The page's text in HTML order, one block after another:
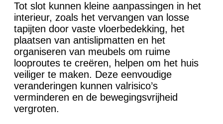
Tot slot kunnen kleine aanpassingen in het
interieur, zoals het vervangen van losse
tapijten door vaste vloerbedekking, het
plaatsen van antislipmatten en het
organiseren van meubels om ruime
looproutes te creëren, helpen om het huis
veiliger te maken. Deze eenvoudige
veranderingen kunnen valrisico’s
verminderen en de bewegingsvrijheid
vergroten.